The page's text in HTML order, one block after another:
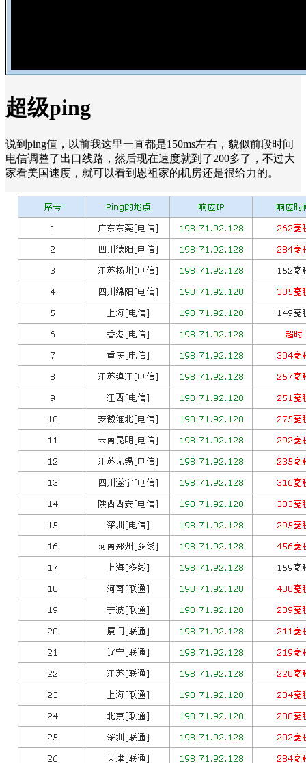
超级ping
说到ping值，以前我这里一直都是150ms左右，貌似前段时间
电信调整了出口线路，然后现在速度就到了200多了，不过大
家看美国速度，就可以看到恩祖家的机房还是很给力的。